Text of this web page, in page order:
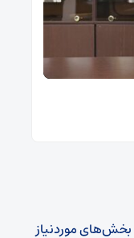
بخش‌های موردنیاز